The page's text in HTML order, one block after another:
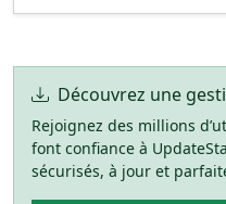
Découvrez une
Rejoignez des millions
font confiance à
sécurisés, à jour et